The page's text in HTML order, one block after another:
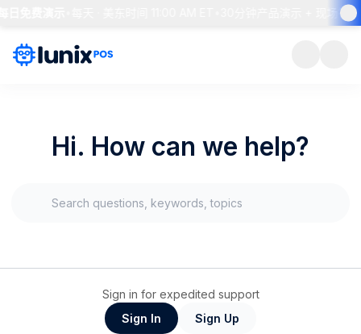
30分钟产品演示 + 现场答疑
Hi. How can we help?
Sign in for expedited support
Sign In
Sign Up